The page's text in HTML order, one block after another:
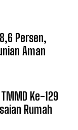
Persen,
Aman
Ke-129
Rumah